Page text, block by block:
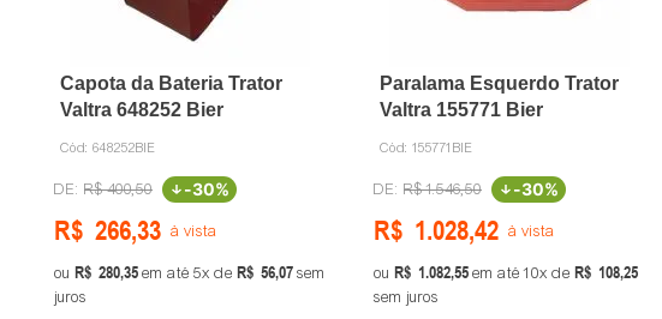
Capota da Bateria Trator
Valtra 648252 Bier
Cód: 648252BIE
R$400,50 -30%
R$ 266,33 à vista
ou R$ 280,35em até 5 de R$ 56,07sem
juros
Paralama Esquerdo Trator
Valtra 155771 Bier
Cód: 155771BIE
R$1.546,50 -30%
R$ 1.028,42 à vista
ou R$ 1.082,55em até10 de R$ 108,25
sem juros